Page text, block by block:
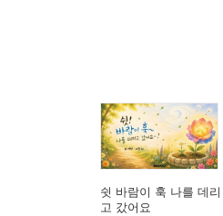
쉿 바람이 훅 나를 데리
고 갔어요